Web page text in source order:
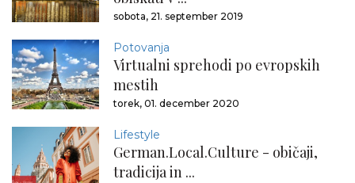
sobota, 21. september 2019
Potovanja
Virtualni sprehodi po evropskih
mestih
torek, 01. december 2020
Lifestyle
German.Local.Culture - običaji,
tradicija in ...